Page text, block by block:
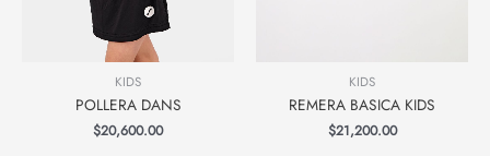
KIDS
POLLERA DANS
$20,600.00
KIDS
REMERA BASICA KIDS
$21,200.00